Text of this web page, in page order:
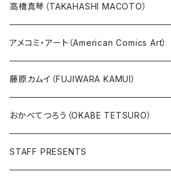
版画
原画
高橋真琴（TAKAHASHI MACOTO）
版画
直筆サイン入り
版上サイン【新作】
グッズ
アメコミ・アート（American Comics Art）
ガブリエーレ・デッロット版画
SPIDER MAN
BATMAN
人気作品TOP5
藤原カムイ（FUJIWARA KAMUI）
複製原画
おかべてつろう（OKABE TETSURO）
STAFF PRESENTS